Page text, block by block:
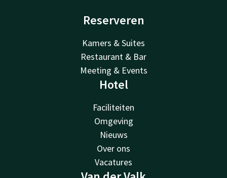
Reserveren
Kamers & Suites
Restaurant & Bar
Meeting & Events
Hotel
Faciliteiten
Omgeving
Nieuws
Over ons
Vacatures